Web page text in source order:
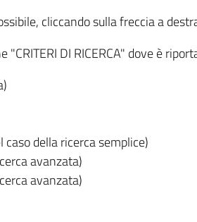
cliccando sulla freccia a
"CRITERI DI RICERCA" dove è
della ricerca semplice)
avanzata)
avanzata)